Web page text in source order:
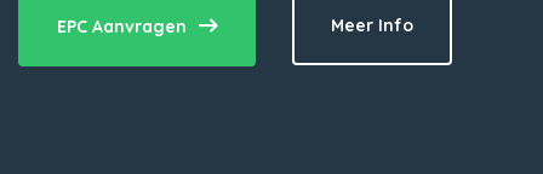
EPC Aanvragen Meer Info